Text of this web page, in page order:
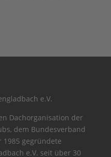
e.V.
Dachorganisation der
dem Bundesverband
1985 gegründete
e.V. seit über 30